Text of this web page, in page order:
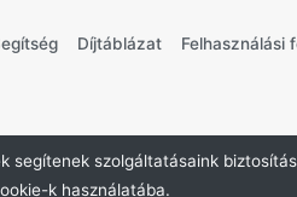
Díjtáblázat Felhasználási
segítenek szolgáltatásaink
k használatába.